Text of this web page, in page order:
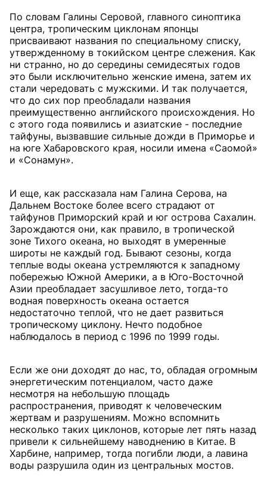
По словам Галины Серовой, главного синоптика
центра, тропическим циклонам японцы
присваивают названия по специальному списку,
утвержденному в токийском центре слежения. Как
ни странно, но до середины семидесятых годов
это были исключительно женские имена, затем их
стали чередовать с мужскими. И так получается,
что до сих пор преобладали названия
преимущественно английского происхождения. Но
с этого года появились и азиатские - последние
тайфуны, вызвавшие сильные дожди в Приморье и
на юге Хабаровского края, носили имена «Саомой»
и «Сонамун».
И еще, как рассказала нам Галина Серова, на
Дальнем Востоке более всего страдают от
тайфунов Приморский край и юг острова Сахалин.
Зарождаются они, как правило, в тропической
зоне Тихого океана, но выходят в умеренные
широты не каждый год. Бывают сезоны, когда
теплые воды океана устремляются к западному
побережью Южной Америки, а в Юго-Восточной
Азии преобладает засушливое лето, тогда-то
водная поверхность океана остается
недостаточно теплой, что не дает развиться
тропическому циклону. Нечто подобное
наблюдалось в период с 1996 по 1999 годы.
Если же они доходят до нас, то, обладая огромным
энергетическим потенциалом, часто даже
несмотря на небольшую площадь
распространения, приводят к человеческим
жертвам и разрушениям. Можно вспомнить
несколько таких циклонов, которые лет пять назад
привели к сильнейшему наводнению в Китае. В
Харбине, например, тогда погибли люди, а лавина
воды разрушила один из центральных мостов.